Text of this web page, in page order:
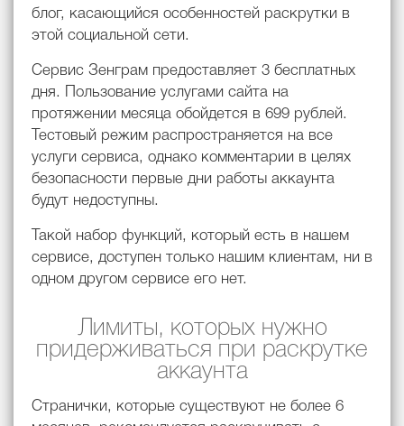
блог, касающийся особенностей раскрутки в
этой социальной сети.
Сервис Зенграм предоставляет 3 бесплатных
дня. Пользование услугами сайта на
протяжении месяца обойдется в 699 рублей.
Тестовый режим распространяется на все
услуги сервиса, однако комментарии в целях
безопасности первые дни работы аккаунта
будут недоступны.
Такой набор функций, который есть в нашем
сервисе, доступен только нашим клиентам, ни в
одном другом сервисе его нет.
Лимиты, которых нужно
придерживаться при раскрутке
аккаунта
Странички, которые существуют не более 6